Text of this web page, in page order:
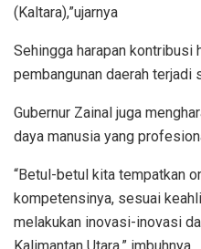
(Kaltara),”ujarnya
Sehingga harapan kontribusi
pembangunan daerah terjadi
Gubernur Zainal juga
daya manusia yang
“Betul-betul kita tempatkan
kompetensinya, sesuai
melakukan inovasi-inovasi
Kalimantan Utara,” imbuhnya.